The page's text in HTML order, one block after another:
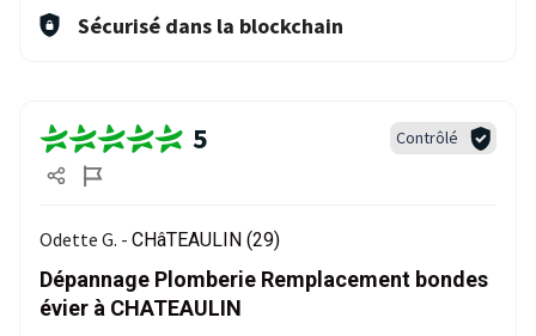
Sécurisé dans la blockchain
5 Contrôlé
Odette G. - CHâTEAULIN (29)
Dépannage Plomberie Remplacement bondes
évier à CHATEAULIN